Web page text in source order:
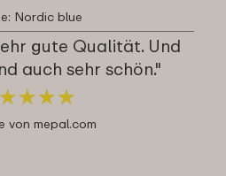
Nordic blue
gute Qualität. Und
auch sehr schön."
★★★★
★★★★
von mepal.com